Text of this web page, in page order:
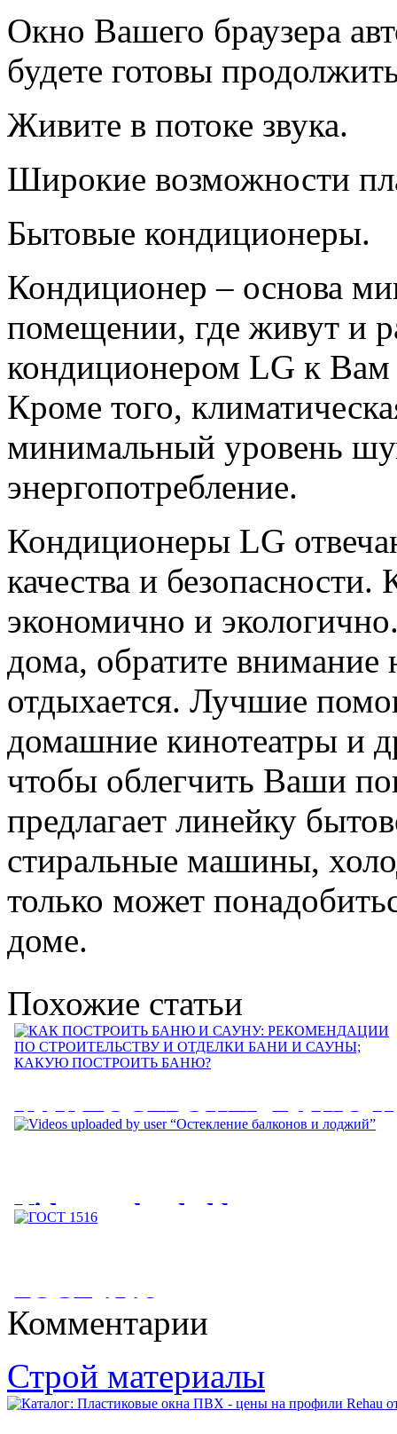
Окно Вашего браузера
будете готовы
Живите в потоке звука.
Широкие возможности
Бытовые кондиционеры.
Кондиционер – основа
помещении, где живут и
кондиционером LG к Вам
Кроме того,
минимальный уровень
энергопотребление.
Кондиционеры LG
качества и
экономично и
дома, обратите
отдыхается. Лучшие
домашние кинотеатры и
чтобы облегчить Ваши
предлагает линейку
стиральные машины,
только может
доме.
Похожие статьи
КАК ПОСТРОИТЬ БАНЮ И
ОТДЕЛКИ БАНИ И САУНЫ;
КАК ПОСТРОИТЬ БАНЮ И САУНУ: РЕКОМЕНДАЦИИ
ПО СТРОИТЕЛЬСТВУ И ОТДЕЛКИ БАНИ И САУНЫ;...
Videos uploaded by user
Videos uploaded by user “Остекление балконов и лоджий. Цены
на остекление балконов...
ГОСТ 1516
ЭЛЕКТРОУСТАНОВКИ ПЕРЕМЕННОГО ТОКА НА...
Комментарии
Строй материалы